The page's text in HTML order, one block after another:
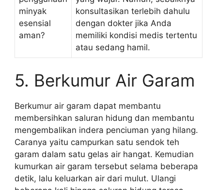
minyak
esensial
aman?
konsultasikan terlebih dahulu
dengan dokter jika Anda
memiliki kondisi medis tertentu
atau sedang hamil.
5. Berkumur Air Garam
Berkumur air garam dapat membantu
membersihkan saluran hidung dan membantu
mengembalikan indera penciuman yang hilang.
Caranya yaitu campurkan satu sendok teh
garam dalam satu gelas air hangat. Kemudian
kumurkan air garam tersebut selama beberapa
detik, lalu keluarkan air dari mulut. Ulangi